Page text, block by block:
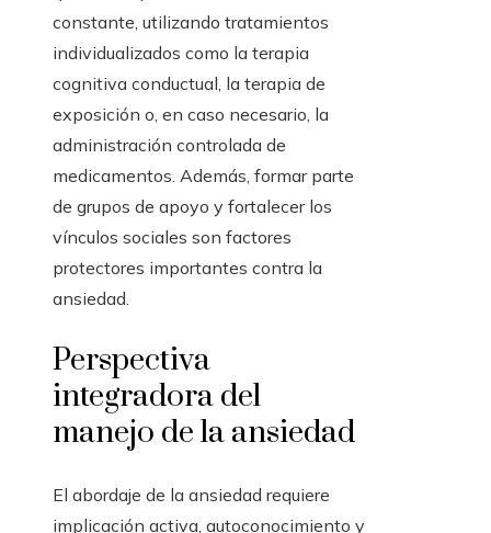
constante, utilizando tratamientos
individualizados como la terapia
cognitiva conductual, la terapia de
exposición o, en caso necesario, la
administración controlada de
medicamentos. Además, formar parte
de grupos de apoyo y fortalecer los
vínculos sociales son factores
protectores importantes contra la
ansiedad.
Perspectiva
integradora del
manejo de la ansiedad
El abordaje de la ansiedad requiere
implicación activa, autoconocimiento y